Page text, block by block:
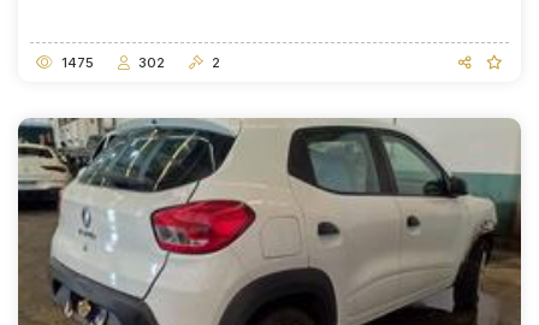
1475 302 2